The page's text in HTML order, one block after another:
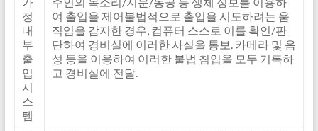
정
내
부
출
입
시
스
템
여 출입을 제어불법적으로 출입을 시도하려는 움
직임을 감지한 경우, 컴퓨터 스스로 이를 확인/판
단하여 경비실에 이러한 사실을 통보. 카메라 및 음
성 등을 이용하여 이러한 불법 침입을 모두 기록하
고 경비실에 전달.